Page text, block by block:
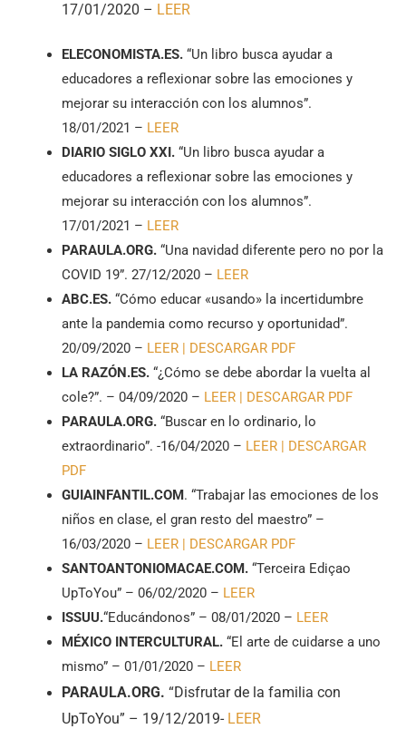
17/01/2020 – LEER
ELECONOMISTA.ES. “Un libro busca ayudar a
educadores a reflexionar sobre las emociones y
mejorar su interacción con los alumnos”.
18/01/2021 – LEER
DIARIO SIGLO XXI. “Un libro busca ayudar a
educadores a reflexionar sobre las emociones y
mejorar su interacción con los alumnos”.
17/01/2021 – LEER
PARAULA.ORG. “Una navidad diferente pero no por la
COVID 19”. 27/12/2020 – LEER
ABC.ES. “Cómo educar «usando» la incertidumbre
ante la pandemia como recurso y oportunidad”.
20/09/2020 – LEER | DESCARGAR PDF
LA RAZÓN.ES. “¿Cómo se debe abordar la vuelta al
cole?”. – 04/09/2020 – LEER | DESCARGAR PDF
PARAULA.ORG. “Buscar en lo ordinario, lo
extraordinario”. -16/04/2020 – LEER | DESCARGAR
PDF
GUIAINFANTIL.COM. “Trabajar las emociones de los
niños en clase, el gran resto del maestro” –
16/03/2020 – LEER
DESCARGAR PDF
SANTOANTONIOMACAE.COM. “Terceira Ediçao
UpToYou” – 06/02/2020 – LEER
ISSUU.“Educándonos” – 08/01/2020 – LEER
MÉXICO INTERCULTURAL. “El arte de cuidarse a uno
mismo” – 01/01/2020 – LEER
PARAULA.ORG. “Disfrutar de la familia con
UpToYou” – 19/12/2019- LEER